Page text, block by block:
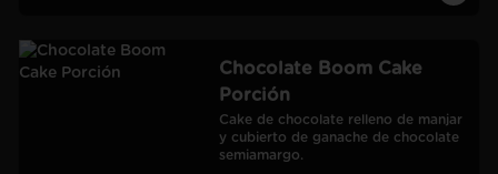
Chocolate Boom Cake
Porción
Cake de chocolate relleno de manjar
y cubierto de ganache de chocolate
semiamargo.